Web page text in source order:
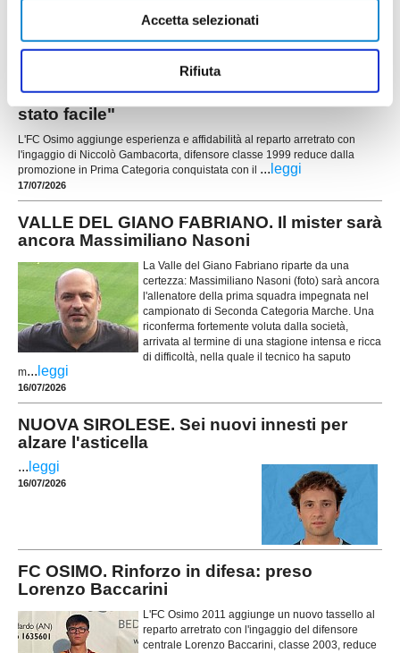
Accetta selezionati
Rifiuta
Guidobaldi, classe 2007, reduce dall'esperienza
in Promozione con la Vigor Castelfidardo.
...leggi
FC OSIMO. Ecco Gambacorta: "Accettare è
stato facile"
L'FC Osimo aggiunge esperienza e affidabilità al reparto arretrato con
l'ingaggio di Niccolò Gambacorta, difensore classe 1999 reduce dalla
promozione in Prima Categoria conquistata con il ... leggi
17/07/2026
VALLE DEL GIANO FABRIANO. Il mister sarà
ancora Massimiliano Nasoni
La Valle del Giano Fabriano riparte da una
certezza: Massimiliano Nasoni (foto) sarà ancora
l'allenatore della prima squadra impegnata nel
campionato di Seconda Categoria Marche. Una
riconferma fortemente voluta dalla società,
arrivata al termine di una stagione intensa e ricca
di difficoltà, nella quale il tecnico ha saputo
m... leggi
16/07/2026
NUOVA SIROLESE. Sei nuovi innesti per
alzare l'asticella
... leggi
16/07/2026
FC OSIMO. Rinforzo in difesa: preso
Lorenzo Baccarini
L'FC Osimo 2011 aggiunge un nuovo tassello al
reparto arretrato con l'ingaggio del difensore
centrale Lorenzo Baccarini, classe 2003, reduce